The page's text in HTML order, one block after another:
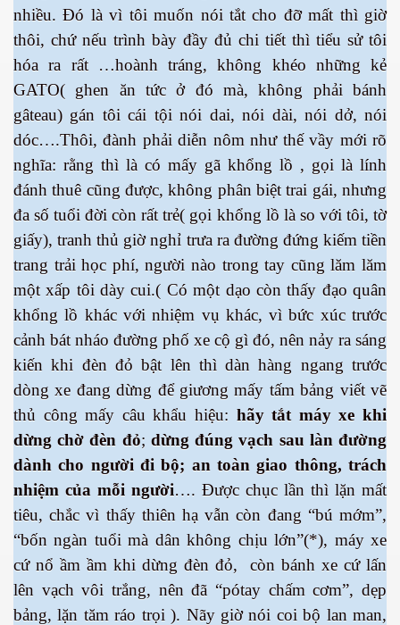
nhiều. Đó là vì tôi muốn nói tắt cho đỡ mất thì giờ
thôi, chứ nếu trình bày đầy đủ chi tiết thì tiểu sử tôi
hóa ra rất …hoành tráng, không khéo những kẻ
GATO( ghen ăn tức ở đó mà, không phải bánh
gâteau) gán tôi cái tội nói dai, nói dài, nói dở, nói
dóc….Thôi, đành phải diễn nôm như thế vầy mới rõ
nghĩa: rằng thì là có mấy gã khổng lồ , gọi là lính
đánh thuê cũng được, không phân biệt trai gái, nhưng
đa số tuổi đời còn rất trẻ( gọi khổng lồ là so với tôi, tờ
giấy), tranh thủ giờ nghỉ trưa ra đường đứng kiếm tiền
trang trải học phí, người nào trong tay cũng lăm lăm
một xấp tôi dày cui.( Có một dạo còn thấy đạo quân
khổng lồ khác với nhiệm vụ khác, vì bức xúc trước
cảnh bát nháo đường phố xe cộ gì đó, nên nảy ra sáng
kiến khi đèn đỏ bật lên thì dàn hàng ngang trước
dòng xe đang dừng để giương mấy tấm bảng viết vẽ
thủ công mấy câu khẩu hiệu: hãy tắt máy xe khi
dừng chờ đèn đỏ; dừng đúng vạch sau làn đường
dành cho người đi bộ; an toàn giao thông, trách
nhiệm của mỗi người…. Được chục lần thì lặn mất
tiêu, chắc vì thấy thiên hạ vẫn còn đang “bú mớm”,
“bốn ngàn tuổi mà dân không chịu lớn”(*), máy xe
cứ nổ ầm ầm khi dừng đèn đỏ, còn bánh xe cứ lấn
lên vạch vôi trắng, nên đã “pótay chấm cơm”, dẹp
bảng, lặn tăm ráo trọi ). Nãy giờ nói coi bộ lan man,